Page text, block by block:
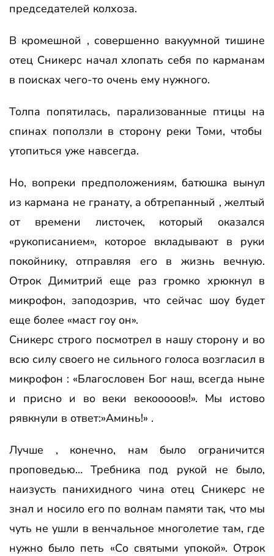
председателей колхоза.
В кромешной , совершенно вакуумной тишине
отец Сникерс начал хлопать себя по карманам
в поисках чего-то очень ему нужного.
Толпа попятилась, парализованные птицы на
спинах поползли в сторону реки Томи, чтобы
утопиться уже навсегда.
Но, вопреки предположениям, батюшка вынул
из кармана не гранату, а обтрепанный , желтый
от времени листочек, который оказался
«рукописанием», которое вкладывают в руки
покойнику, отправляя его в жизнь вечную.
Отрок Димитрий еще раз громко хрюкнул в
микрофон, заподозрив, что сейчас шоу будет
еще более «маст гоу он».
Сникерс строго посмотрел в нашу сторону и во
всю силу своего не сильного голоса возгласил в
микрофон : «Благословен Бог наш, всегда ныне
и присно и во веки векооооов!». Мы истово
рявкнули в ответ:»Аминь!» .
Лучше , конечно, нам было ограничится
проповедью… Требника под рукой не было,
наизусть панихидного чина отец Сникерс не
знал и носило его по волнам памяти так, что мы
чуть не ушли в венчальное многолетие там, где
нужно было петь «Со святыми упокой». Отрок